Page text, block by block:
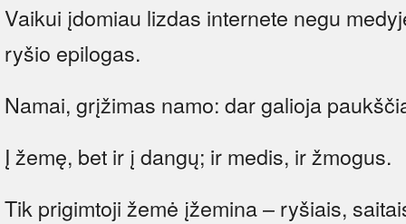
Vaikui įdomiau lizdas internete negu
ryšio epilogas.
Namai, grįžimas namo: dar galioja
Į žemę, bet ir į dangų; ir medis, ir žmogus.
Tik prigimtoji žemė įžemina – ryšiais,